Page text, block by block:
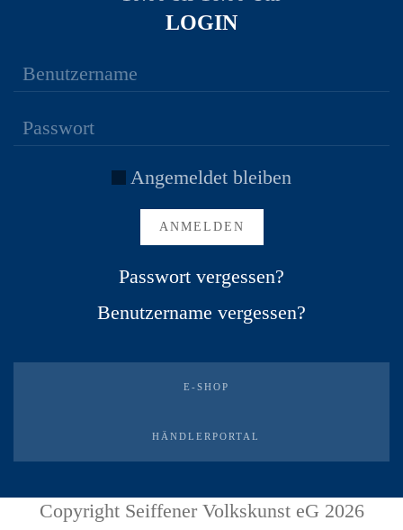
LOGIN
Angemeldet bleiben
ANMELDEN
Passwort vergessen?
Benutzername vergessen?
E-SHOP
HÄNDLERPORTAL
Copyright Seiffener Volkskunst eG 2026